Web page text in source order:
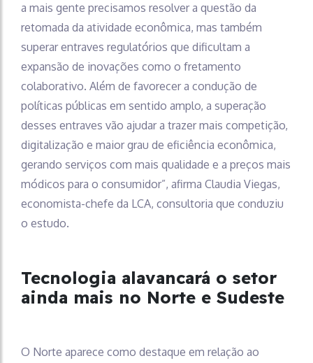
a mais gente precisamos resolver a questão da
retomada da atividade econômica, mas também
superar entraves regulatórios que dificultam a
expansão de inovações como o fretamento
colaborativo. Além de favorecer a condução de
políticas públicas em sentido amplo, a superação
desses entraves vão ajudar a trazer mais competição,
digitalização e maior grau de eficiência econômica,
gerando serviços com mais qualidade e a preços mais
módicos para o consumidor”, afirma Claudia Viegas,
economista-chefe da LCA, consultoria que conduziu
o estudo.
Tecnologia alavancará o setor
ainda mais no Norte e Sudeste
O Norte aparece como destaque em relação ao